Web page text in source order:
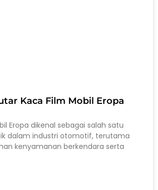
Kaca Film Mobil Eropa
Eropa dikenal sebagai salah satu
dalam industri otomotif, terutama
kenyamanan berkendara serta